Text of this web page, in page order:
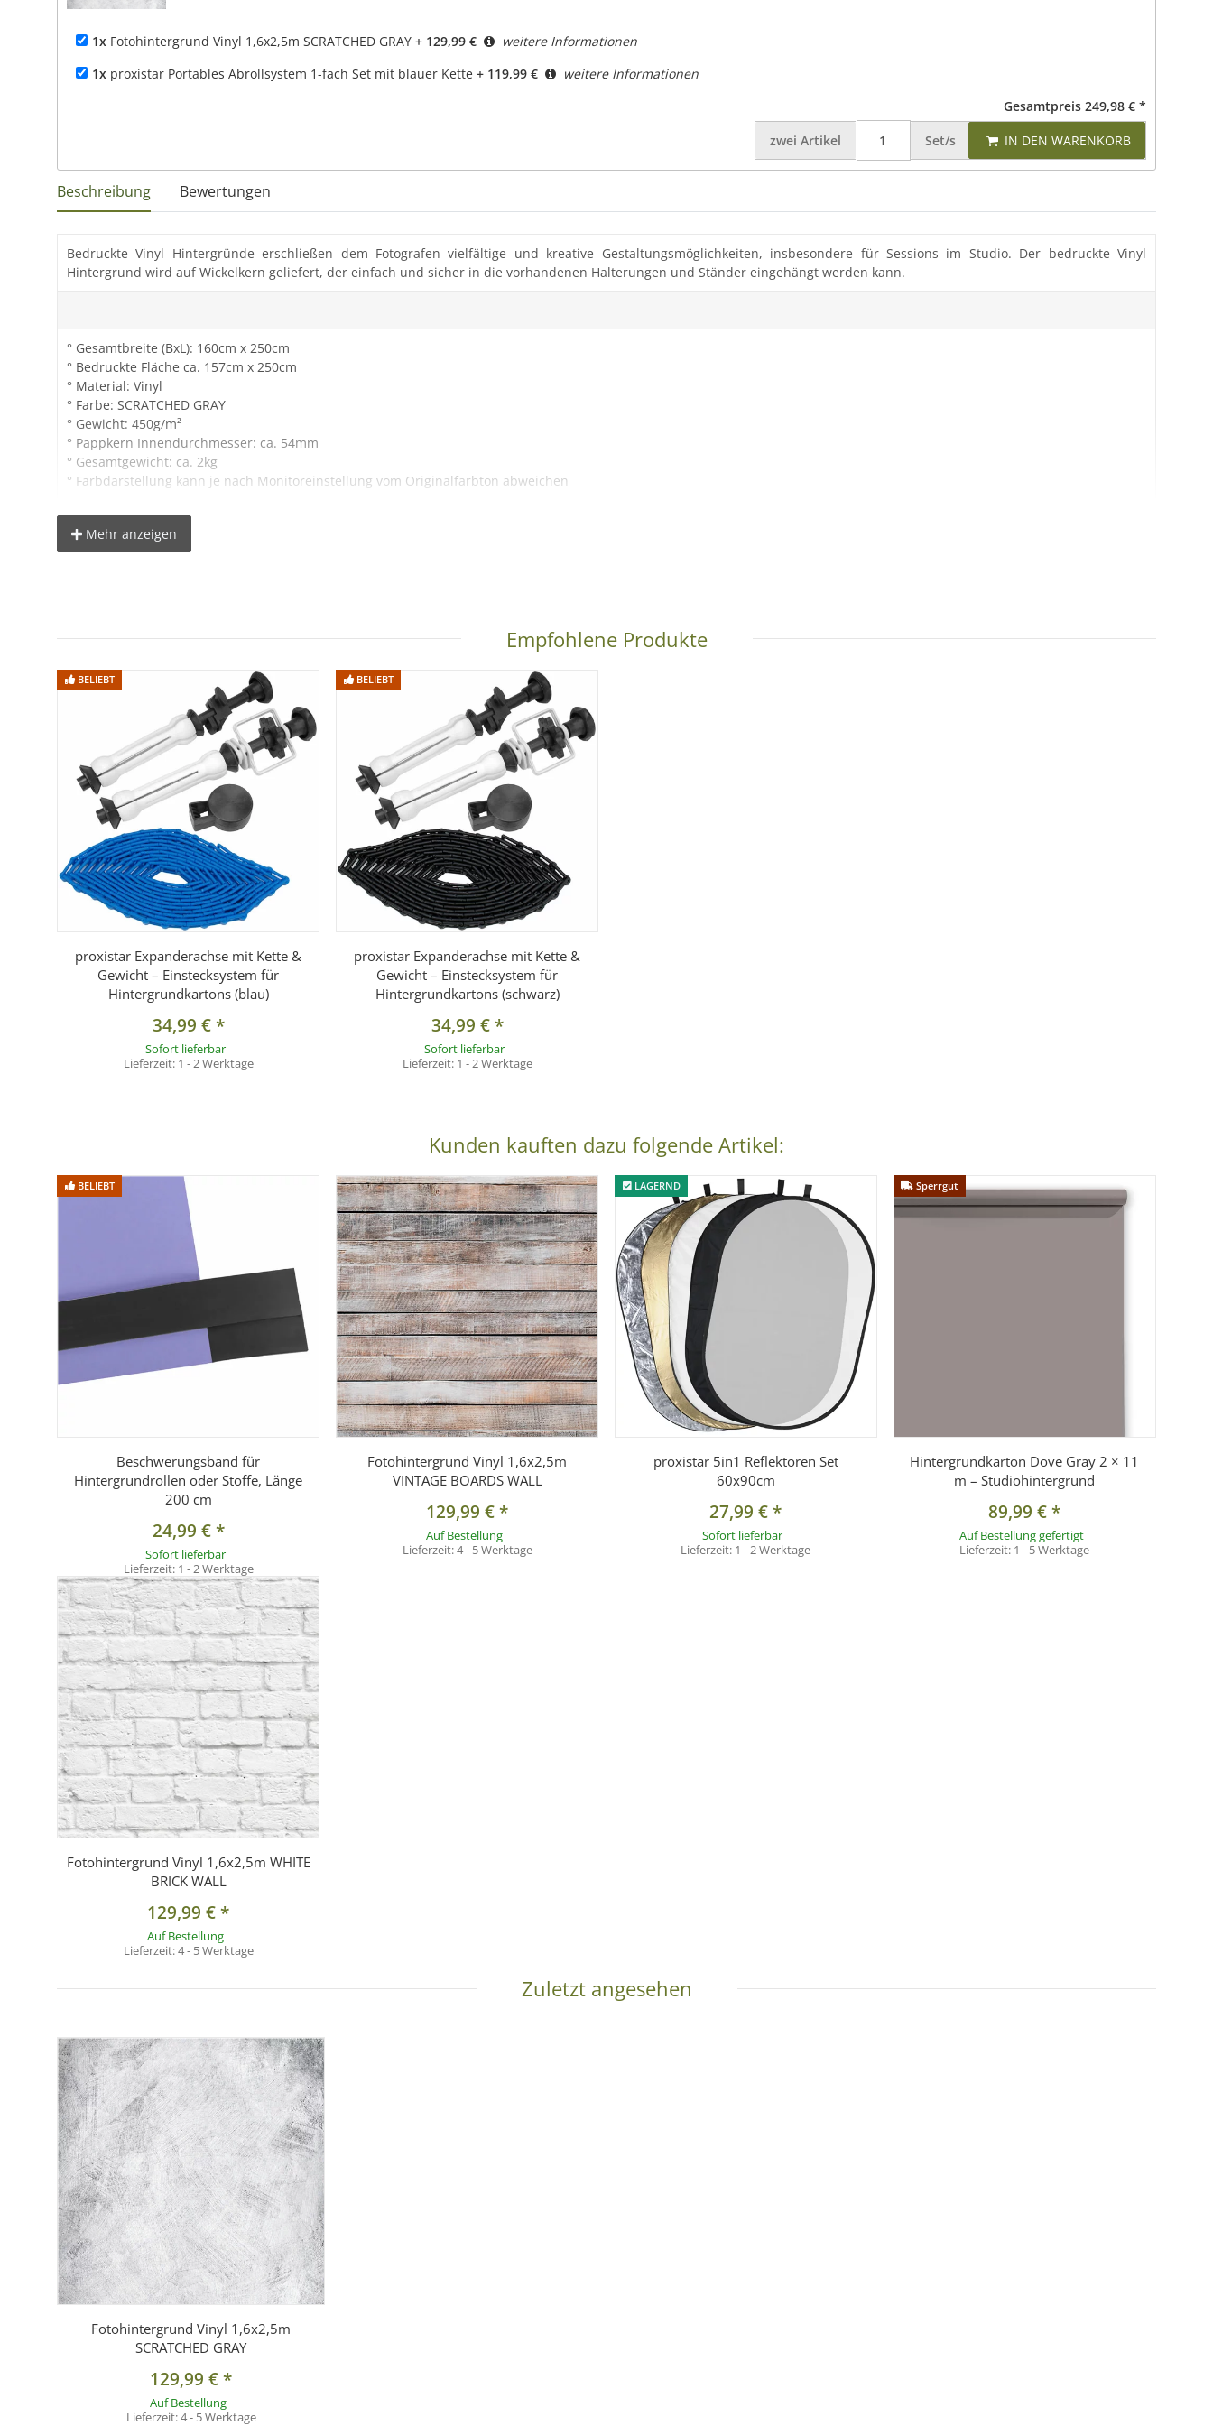
1x Fotohintergrund Vinyl 1,6x2,5m SCRATCHED GRAY + 129,99 €
weitere Informationen
1x proxistar Portables Abrollsystem 1-fach Set mit blauer Kette + 119,99 €
weitere Informationen
Gesamtpreis 249,98 € *
zwei Artikel Set/s IN DEN WARENKORB
Beschreibung Bewertungen
Bedruckte Vinyl Hintergründe erschließen dem Fotografen vielfältige und kreative Gestaltungsmöglichkeiten, insbesondere für Sessions im Studio. Der bedruckte Vinyl
Hintergrund wird auf Wickelkern geliefert, der einfach und sicher in die vorhandenen Halterungen und Ständer eingehängt werden kann.
° Gesamtbreite (BxL): 160cm x 250cm
° Bedruckte Fläche ca. 157cm x 250cm
° Material: Vinyl
° Farbe: SCRATCHED GRAY
° Gewicht: 450g/m²
° Pappkern Innendurchmesser: ca. 54mm
° Gesamtgewicht: ca. 2kg
° Farbdarstellung kann je nach Monitoreinstellung vom Originalfarbton abweichen
Hinweis:Da der Fotohintergrund erst nach dem Verkauf gefertigt wird, dauert es ca. 1-3 Tage bis dieser versendet werden kann.
1x Hintergrundkarton 1,6x2,5m, Farbe: SCRATCHED GRAY
Mehr anzeigen
Empfohlene Produkte
BELIEBT
proxistar Expanderachse mit Kette &
Gewicht – Einstecksystem für
Hintergrundkartons (blau)
34,99 €*
Sofort lieferbar
Lieferzeit: 1 - 2 Werktage
BELIEBT
proxistar Expanderachse mit Kette &
Gewicht – Einstecksystem für
Hintergrundkartons (schwarz)
34,99 €*
Sofort lieferbar
Lieferzeit: 1 - 2 Werktage
Kunden kauften dazu folgende Artikel:
BELIEBT
Beschwerungsband für
Hintergrundrollen oder Stoffe, Länge
200 cm
24,99 €*
Sofort lieferbar
Lieferzeit: 1 - 2 Werktage
Fotohintergrund Vinyl 1,6x2,5m
VINTAGE BOARDS WALL
129,99 €*
Auf Bestellung
Lieferzeit:4 - 5 Werktage
LAGERND
proxistar 5in1 Reflektoren Set
60x90cm
27,99 €*
Sofort lieferbar
Lieferzeit: 1 - 2 Werktage
Sperrgut
Hintergrundkarton Dove Gray 2 × 11
m – Studiohintergrund
89,99 €*
Auf Bestellung gefertigt
Lieferzeit: 1 - 5 Werktage
Fotohintergrund Vinyl 1,6x2,5m WHITE
BRICK WALL
129,99 €*
Auf Bestellung
Lieferzeit:4 - 5 Werktage
Zuletzt angesehen
Fotohintergrund Vinyl 1,6x2,5m
SCRATCHED GRAY
129,99 €*
Auf Bestellung
Lieferzeit:4 - 5 Werktage